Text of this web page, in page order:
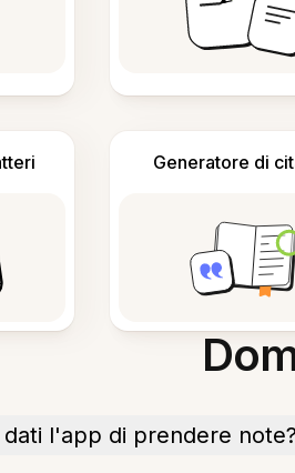
Generatore di
l'app di prendere note?